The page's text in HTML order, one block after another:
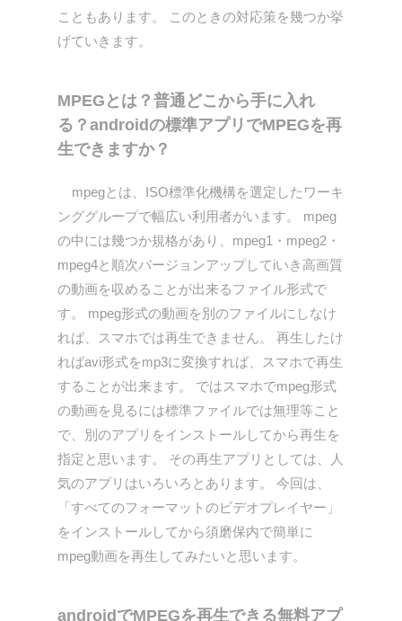
こともあります。 このときの対応策を幾つか挙
げていきます。
MPEGとは？普通どこから手に入れ
る？androidの標準アプリでMPEGを再
生できますか？
mpegとは、ISO標準化機構を選定したワーキ
ンググループで幅広い利用者がいます。 mpeg
の中には幾つか規格があり、mpeg1・mpeg2・
mpeg4と順次バージョンアップしてiいき高画質
の動画を収めることが出来るファイル形式で
す。 mpeg形式の動画を別のファイルにしなけ
れば、スマホでは再生できません。 再生したけ
ればavi形式をmp3に変換すれば、スマホで再生
することが出来ます。 ではスマホでmpeg形式
の動画を見るには標準ファイルでは無理等こと
で、別のアプリをインストールしてから再生を
指定と思います。 その再生アプリとしては、人
気のアプリはいろいろとあります。 今回は、
「すべてのフォーマットのビデオプレイヤー」
をインストールしてから須磨保内で簡単に
mpeg動画を再生してみたいと思います。
androidでMPEGを再生できる無料アプ